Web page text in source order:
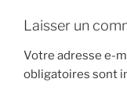
Laisser un
Votre adresse e-
obligatoires sont